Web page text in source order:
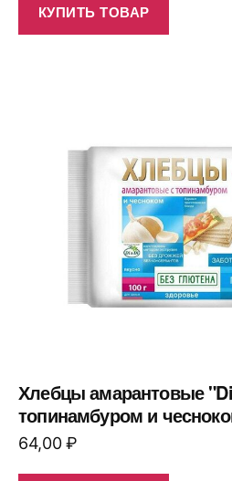
КУПИТЬ ТОВАР
Хлебцы амарантовые
топинамбуром и
64,00₽